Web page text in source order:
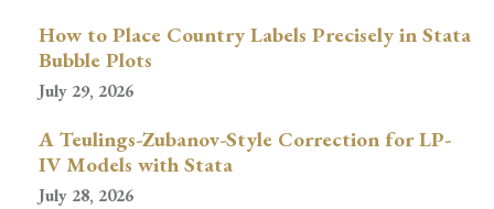
How to Place Country Labels Precisely in Stata
Bubble Plots
July 29, 2026
A Teulings-Zubanov-Style Correction for LP-
IV Models with Stata
July 28, 2026